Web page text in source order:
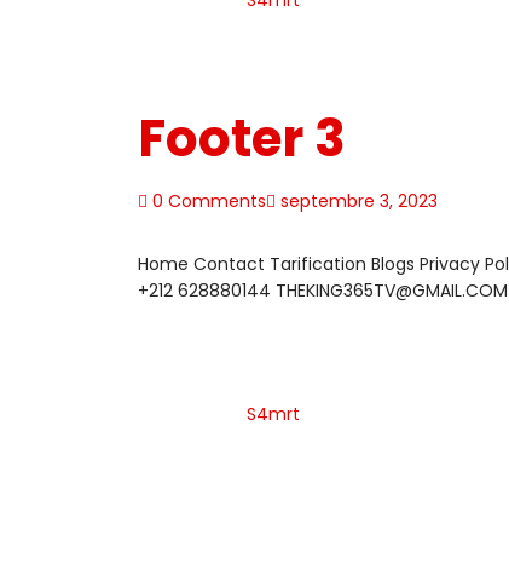
Footer 3
0 Comments septembre 3, 2023
Home Contact Tarification Blogs Privacy
+212 628880144
S4mrt